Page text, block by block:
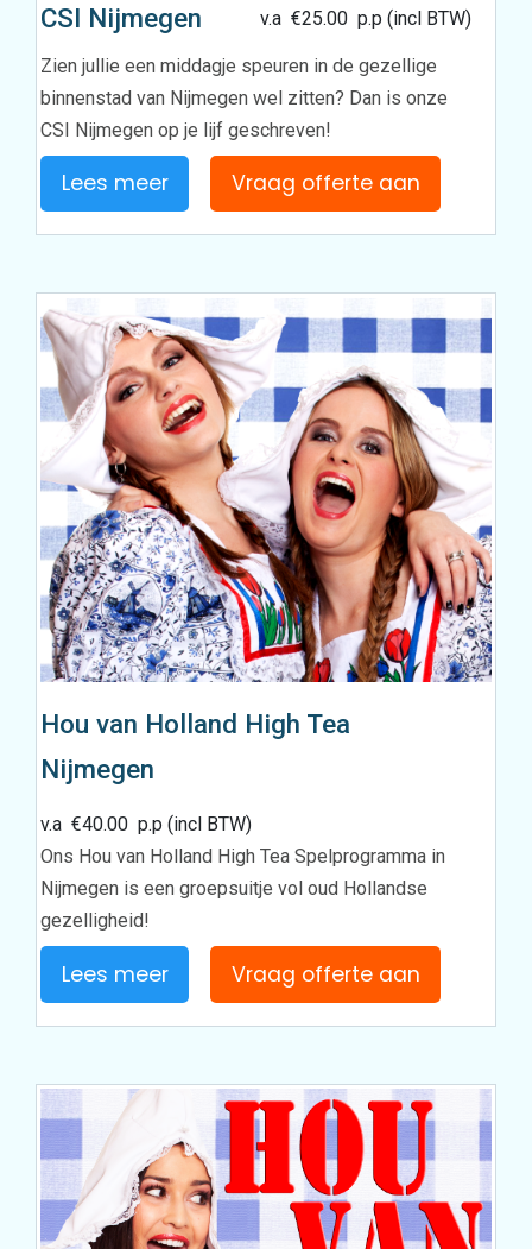
CSI Nijmegen v.a €25.00p.p (incl BTW)
Zien jullie een middagje speuren in de gezellige
binnenstad van Nijmegen wel zitten? Dan is onze
CSI Nijmegen op je lijf geschreven!
Lees meer Vraag offerte aan
Hou van Holland High Tea
Nijmegen
v.a€40.00 p.p (incl BTW)
Ons Hou van Holland High Tea Spelprogramma in
Nijmegen is een groepsuitje vol oud Hollandse
gezelligheid!
Lees meer Vraag offerte aan